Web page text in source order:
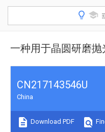
一种用于晶圆研磨
CN217143546U
China
Download PDF